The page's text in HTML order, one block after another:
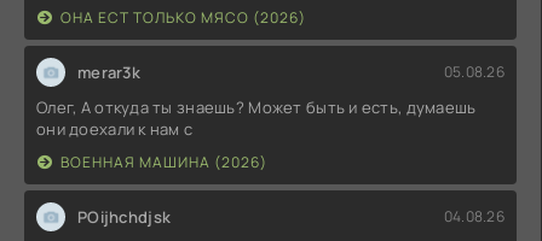
ОНА ЕСТ ТОЛЬКО МЯСО (2026)
merar3k 05.08.26
Олег, А откуда ты знаешь? Может быть и есть, думаешь
они доехали к нам с
ВОЕННАЯ МАШИНА (2026)
POijhchdjsk 04.08.26